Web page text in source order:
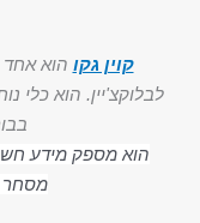
קוין גקו הוא אחד
לבלוקצ'יין. הוא כלי
הוא מספק מידע
מסחר